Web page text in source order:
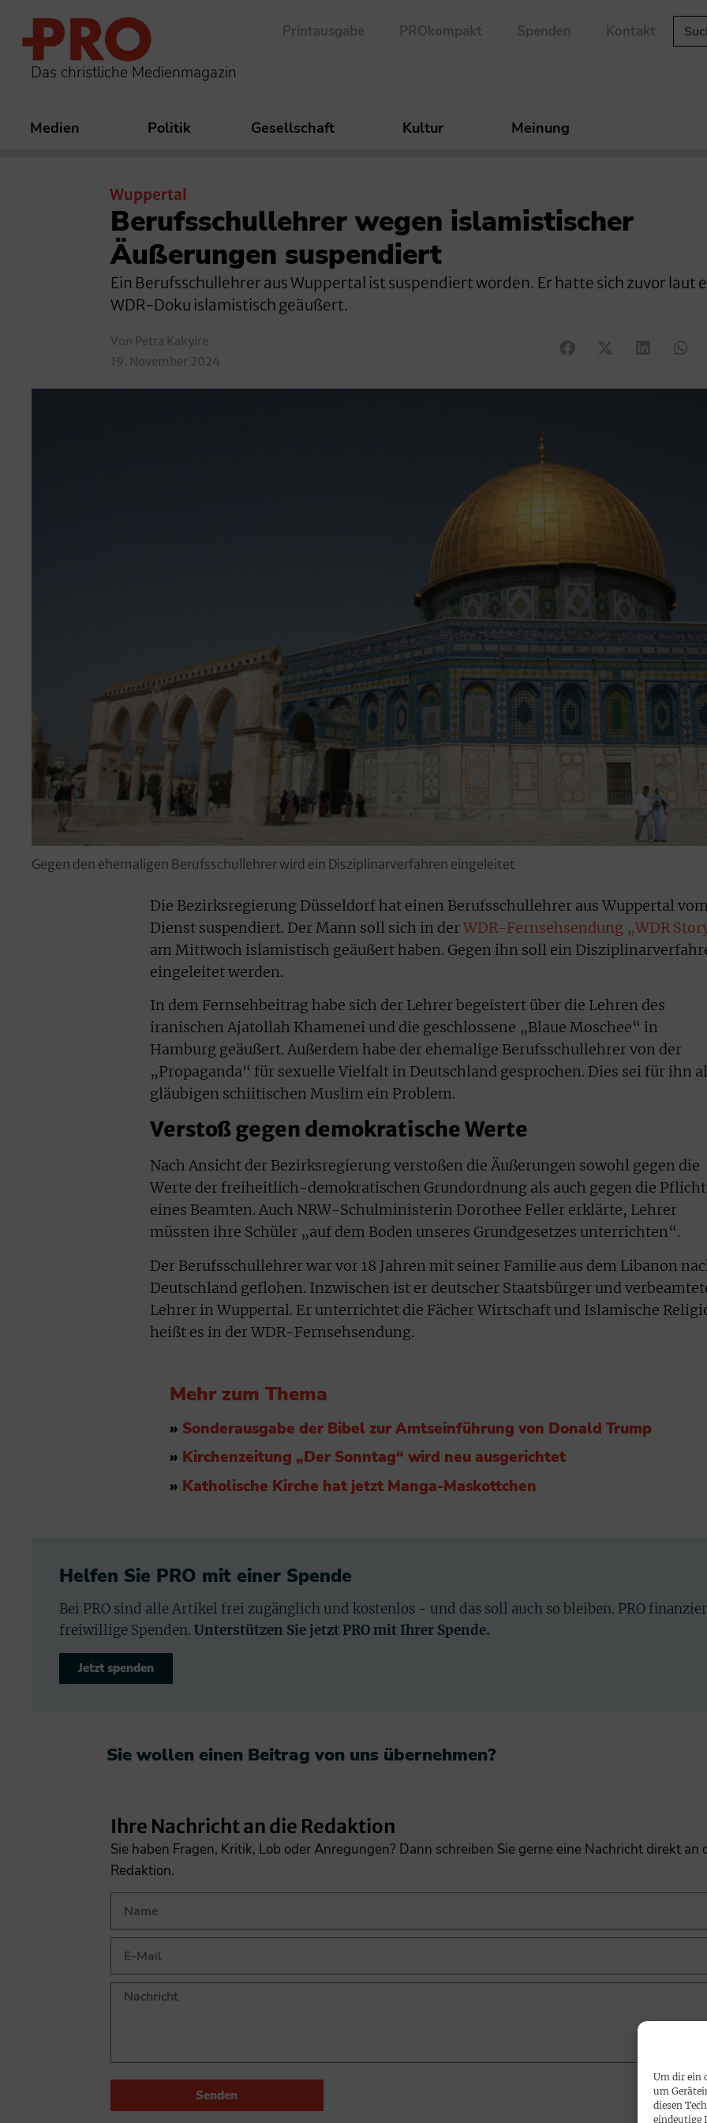
Um dir ein
um
diesen
eindeutige
Das christliche Medienmagazin
Printausgabe PROkompakt Spenden Kontakt
Medien Politik Gesellschaft Kultur Meinung
Wuppertal
Berufsschullehrer wegen islamistischer
Äußerungen suspendiert
Ein Berufsschullehrer aus Wuppertal ist suspendiert worden. Er hatte sich zuvor laut
WDR-Doku islamistisch geäußert.
Von Petra Kakyire
19. November 2024
Gegen den ehemaligen Berufsschullehrer wird ein Disziplinarverfahren eingeleitet
Die Bezirksregierung Düsseldorf hat einen Berufsschullehrer aus Wuppertal vom
Dienst suspendiert. Der Mann soll sich in derWDR-Fernsehsendung „WDR
am Mittwoch islamistisch geäußert haben. Gegen ihn soll ein
eingeleitet werden.
In dem Fernsehbeitrag habe sich der Lehrer begeistert über die Lehren des
iranischen Ajatollah Khamenei und die geschlossene „Blaue Moschee“ in
Hamburg geäußert. Außerdem habe der ehemalige Berufsschullehrer von der
„Propaganda“ für sexuelle Vielfalt in Deutschland gesprochen. Dies sei für ihn
gläubigen schiitischen Muslim ein Problem.
Verstoß gegen demokratische Werte
Nach Ansicht der Bezirksregierung verstoßen die Äußerungen sowohl gegen die
Werte der freiheitlich-demokratischen Grundordnung als auch gegen die
eines Beamten. Auch NRW-Schulministerin Dorothee Feller erklärte, Lehrer
müssten ihre Schüler „auf dem Boden unseres Grundgesetzes unterrichten“.
Der Berufsschullehrer war vor 18 Jahren mit seiner Familie aus dem Libanon
Deutschland geflohen. Inzwischen ist er deutscher Staatsbürger und
Lehrer in Wuppertal. Er unterrichtet die Fächer Wirtschaft und Islamische
heißt es in der WDR-Fernsehsendung.
Mehr zum Thema
» Sonderausgabe der Bibel zur Amtseinführung von Donald Trump
» Kirchenzeitung „Der Sonntag“ wird neu ausgerichtet
» Katholische Kirche hat jetzt Manga-Maskottchen
Helfen Sie PRO mit einer Spende
Bei PRO sind alle Artikel frei zugänglich und kostenlos - und das soll auch so bleiben. PRO
freiwillige Spenden. Unterstützen Sie jetzt PRO mit Ihrer Spende.
Jetzt spenden
Sie wollen einen Beitrag von uns übernehmen?​
Ihre Nachricht an die Redaktion
Sie haben Fragen, Kritik, Lob oder Anregungen? Dann schreiben Sie gerne eine Nachricht direkt an
Redaktion.
Senden